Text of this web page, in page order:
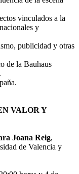
vinculados a la
y
publicidad y otras
de la Bauhaus
VALOR Y
Joana Reig,
de Valencia y